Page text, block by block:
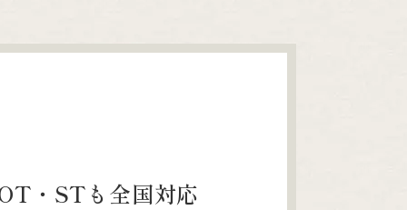
・STも全国対応